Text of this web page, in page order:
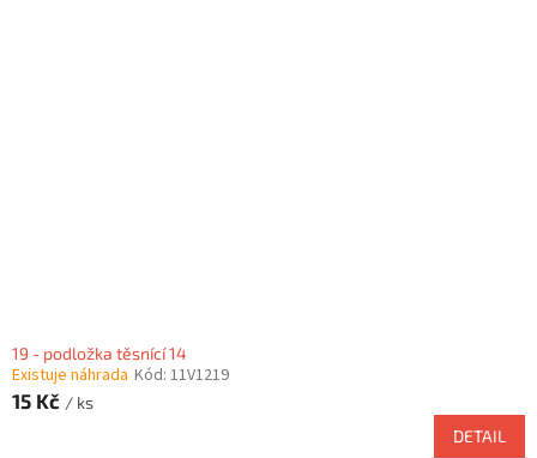
19 - podložka těsnící 14
Existuje náhrada Kód: 11V1219
15 Kč / ks
DETAIL